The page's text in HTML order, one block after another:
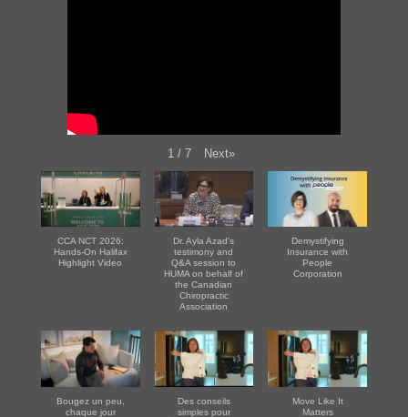
1 / 7 Next»
CCA NCT 2026:
Hands-On Halifax
Highlight Video
Dr. Ayla Azad's
testimony and
Q&A session to
HUMA on behalf of
the Canadian
Chiropractic
Association
Demystifying
Insurance with
People
Corporation
Bougez un peu,
chaque jour
Des conseils
simples pour
Move Like It
Matters